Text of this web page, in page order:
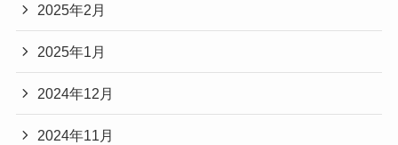
2025年2月
2025年1月
2024年12月
2024年11月